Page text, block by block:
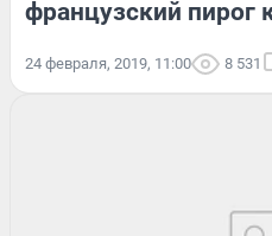
французский пирог
24 февраля, 2019, 11:00 8 531